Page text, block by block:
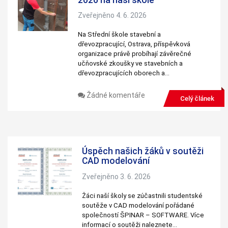
Zveřejněno 4. 6. 2026
Na Střední škole stavební a
dřevozpracující, Ostrava, příspěvková
organizace právě probíhají závěrečné
učňovské zkoušky ve stavebních a
dřevozpracujících oborech a…
Žádné komentáře Celý článek
Úspěch našich žáků v soutěži
CAD modelování
Zveřejněno 3. 6. 2026
Žáci naší školy se zúčastnili studentské
soutěže v CAD modelování pořádané
společností ŠPINAR – SOFTWARE. Více
informací o soutěži naleznete…
personalizovaného
obsahu a nabídek.